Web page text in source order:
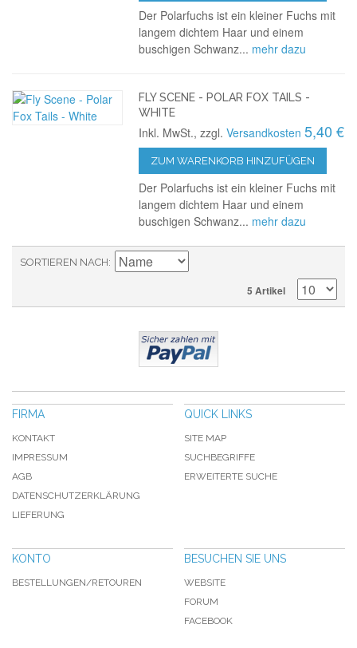
Der Polarfuchs ist ein kleiner Fuchs mit
langem dichtem Haar und einem
buschigen Schwanz... mehr dazu
FLY SCENE - POLAR FOX TAILS -
WHITE
Inkl. MwSt., zzgl.Versandkosten 5,40 €
ZUM WARENKORB HINZUFÜGEN
Der Polarfuchs ist ein kleiner Fuchs mit
langem dichtem Haar und einem
buschigen Schwanz... mehr dazu
SORTIEREN NACH
5 Artikel
FIRMA
KONTAKT
IMPRESSUM
AGB
DATENSCHUTZERKLÄRUNG
LIEFERUNG
QUICK LINKS
SITE MAP
SUCHBEGRIFFE
ERWEITERTE SUCHE
KONTO
BESTELLUNGEN/RETOUREN
BESUCHEN SIE UNS
WEBSITE
FORUM
FACEBOOK